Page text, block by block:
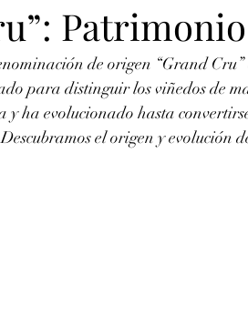
de origen “Grand
para distinguir los viñedos de
y ha evolucionado hasta
el origen y evolución